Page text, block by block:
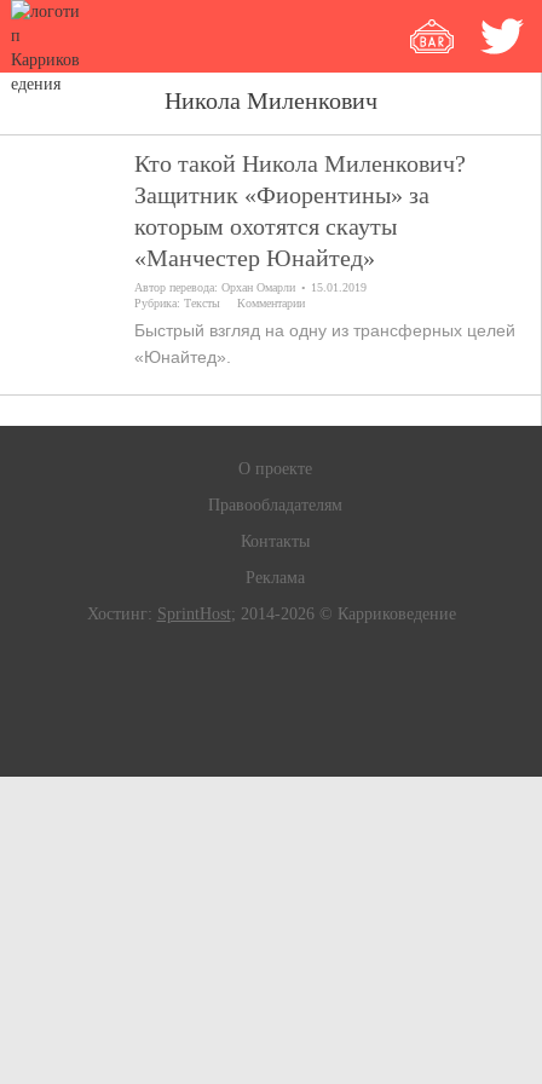
Никола Миленкович
Кто такой Никола Миленкович?
Защитник «Фиорентины» за
которым охотятся скауты
«Манчестер Юнайтед»
Автор перевода:Орхан Омарли
15.01.2019
Рубрика:Тексты Комментарии
Быстрый взгляд на одну из трансферных целей
«Юнайтед».
О проекте
Правообладателям
Контакты
Реклама
Хостинг: SprintHost; 2014-2026 © Карриковедение